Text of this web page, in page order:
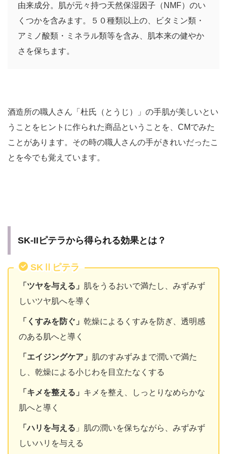
由来成分。肌が元々持つ天然保湿因子（NMF）のい
くつかを含みます。５０種類以上の、ビタミン類・
アミノ酸類・ミネラル類等を含み、肌本来の健やか
さを保ちます。
酒造所の職人さん「杜氏（とうじ）」の手肌が美しいとい
うことをヒントに作られた商品ということを、CMでみた
ことがあります。その時の職人さんの手がきれいだったこ
とを今でも覚えています。
SK-IIピテラから得られる効果とは？
SKⅡピテラ
「ツヤを与える」
肌をうるおいで満たし、みずみず
しいツヤ肌へを導く
「くすみを防ぐ」 乾燥によるくすみを防ぎ、透明感
のある肌へと導く
「エイジングケア」
肌のすみずみまで潤いで満た
し、乾燥による小じわを目立たなくする
「キメを整える」 キメを整え、しっとりなめらかな
肌へと導く
「ハリを与える 」肌の潤いを保ちながら、みずみず
しいハリを与える